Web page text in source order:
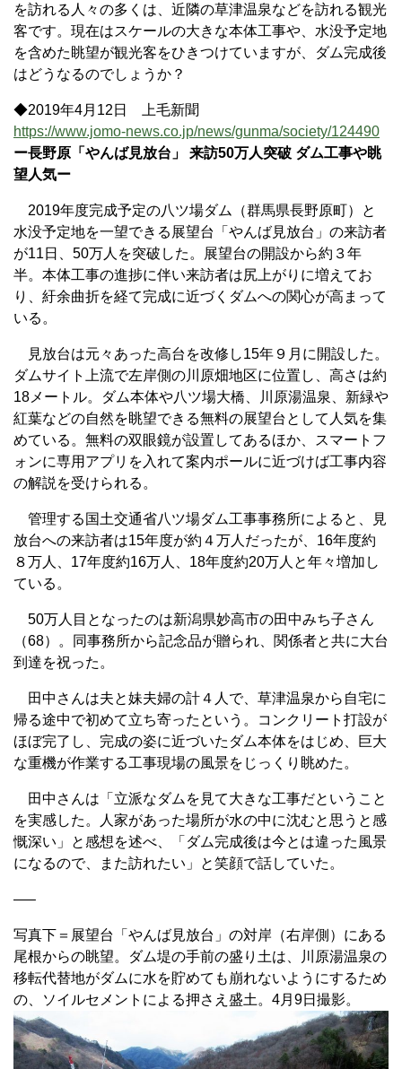
を訪れる人々の多くは、近隣の草津温泉などを訪れる観光
客です。現在はスケールの大きな本体工事や、水没予定地
を含めた眺望が観光客をひきつけていますが、ダム完成後
はどうなるのでしょうか？
◆2019年4月12日 上毛新聞
https://www.jomo-news.co.jp/news/gunma/society/124490
ー長野原「やんば見放台」 来訪50万人突破 ダム工事や眺
望人気ー
2019年度完成予定の八ツ場ダム（群馬県長野原町）と
水没予定地を一望できる展望台「やんば見放台」の来訪者
が11日、50万人を突破した。展望台の開設から約３年
半。本体工事の進捗に伴い来訪者は尻上がりに増えてお
り、紆余曲折を経て完成に近づくダムへの関心が高まって
いる。
見放台は元々あった高台を改修し15年９月に開設した。
ダムサイト上流で左岸側の川原畑地区に位置し、高さは約
18メートル。ダム本体や八ツ場大橋、川原湯温泉、新緑や
紅葉などの自然を眺望できる無料の展望台として人気を集
めている。無料の双眼鏡が設置してあるほか、スマートフ
ォンに専用アプリを入れて案内ポールに近づけば工事内容
の解説を受けられる。
管理する国土交通省八ツ場ダム工事事務所によると、見
放台への来訪者は15年度が約４万人だったが、16年度約
８万人、17年度約16万人、18年度約20万人と年々増加し
ている。
50万人目となったのは新潟県妙高市の田中みち子さん
（68）。同事務所から記念品が贈られ、関係者と共に大台
到達を祝った。
田中さんは夫と妹夫婦の計４人で、草津温泉から自宅に
帰る途中で初めて立ち寄ったという。コンクリート打設が
ほぼ完了し、完成の姿に近づいたダム本体をはじめ、巨大
な重機が作業する工事現場の風景をじっくり眺めた。
田中さんは「立派なダムを見て大きな工事だということ
を実感した。人家があった場所が水の中に沈むと思うと感
慨深い」と感想を述べ、「ダム完成後は今とは違った風景
になるので、また訪れたい」と笑顔で話していた。
—–
写真下＝展望台「やんば見放台」の対岸（右岸側）にある
尾根からの眺望。ダム堤の手前の盛り土は、川原湯温泉の
移転代替地がダムに水を貯めても崩れないようにするため
の、ソイルセメントによる押さえ盛土。4月9日撮影。